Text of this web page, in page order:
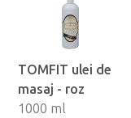
TOMFIT ulei de
masaj - roz
1000 ml